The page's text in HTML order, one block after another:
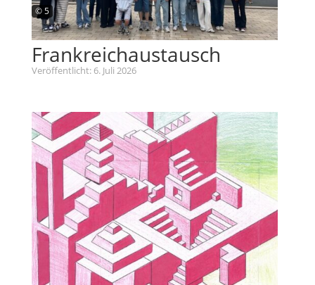
© 5
Frankreichaustausch
Veröffentlicht: 6. Juli 2026